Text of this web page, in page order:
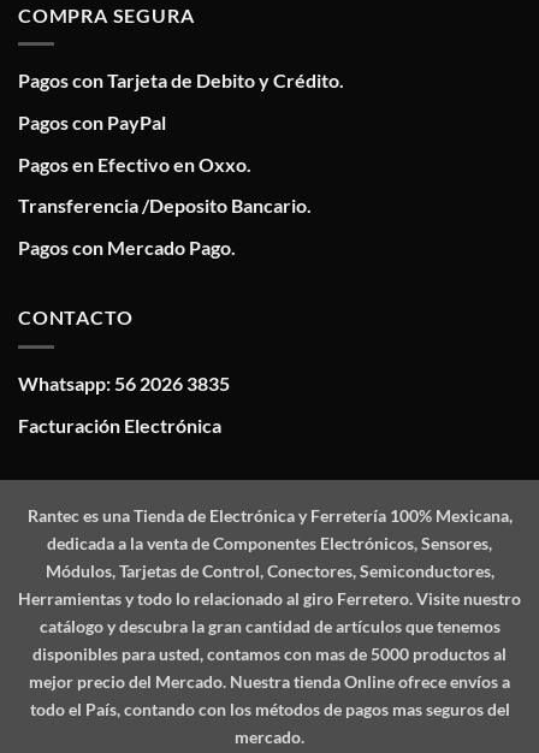
COMPRA SEGURA
Pagos con Tarjeta de Debito y Crédito.
Pagos con PayPal
Pagos en Efectivo en Oxxo.
Transferencia /Deposito Bancario.
Pagos con Mercado Pago.
CONTACTO
Whatsapp: 56 2026 3835
Facturación Electrónica
Ranteces una Tienda de Electrónica y Ferretería 100% Mexicana,
dedicada a la venta de Componentes Electrónicos, Sensores,
Módulos, Tarjetas de Control, Conectores, Semiconductores,
Herramientas y todo lo relacionado al giro Ferretero. Visite nuestro
catálogo y descubra la gran cantidad de artículos que tenemos
disponibles para usted, contamos con mas de 5000 productos al
mejor precio del Mercado. Nuestra tienda Online ofrece envíos a
todo el País, contando con los métodos de pagos mas seguros del
mercado.